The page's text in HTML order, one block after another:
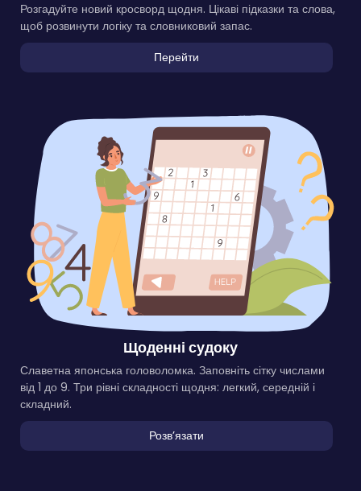
Розгадуйте новий кросворд щодня. Цікаві підказки та слова,
щоб розвинути логіку та словниковий запас.
Перейти
Щоденні судоку
Славетна японська головоломка. Заповніть сітку числами
від 1 до 9. Три рівні складності щодня: легкий, середній і
складний.
Розвʼязати